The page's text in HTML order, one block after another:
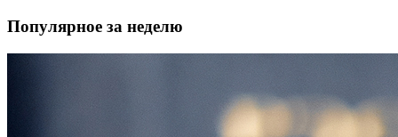
Популярное за неделю